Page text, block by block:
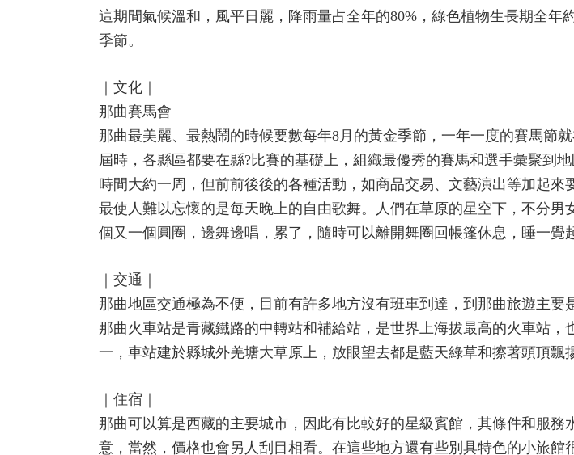
這期間氣候溫和，風平日麗，降雨量占全年的80%，綠色植物生長期全年
季節。
｜文化｜
那曲賽馬會
那曲最美麗、最熱鬧的時候要數每年8月的黃金季節，一年一度的賽馬節就
屆時，各縣區都要在縣?比賽的基礎上，組織最優秀的賽馬和選手彙聚到
時間大約一周，但前前後後的各種活動，如商品交易、文藝演出等加起來
最使人難以忘懷的是每天晚上的自由歌舞。人們在草原的星空下，不分男
個又一個圓圈，邊舞邊唱，累了，隨時可以離開舞圈回帳篷休息，睡一覺
｜交通｜
那曲地區交通極為不便，目前有許多地方沒有班車到達，到那曲旅遊主要
那曲火車站是青藏鐵路的中轉站和補給站，是世界上海拔最高的火車站，
一，車站建於縣城外羌塘大草原上，放眼望去都是藍天綠草和擦著頭頂飄
｜住宿｜
那曲可以算是西藏的主要城市，因此有比較好的星級賓館，其條件和服務
意，當然，價格也會另人刮目相看。在這些地方還有些別具特色的小旅館